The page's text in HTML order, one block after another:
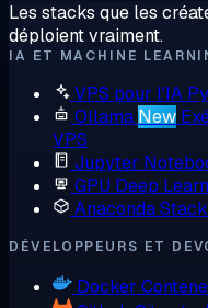
Les stacks que les
déploient vraiment.
IA ET MACHINE
VPS pour l'IA
Ollama New
VPS
Jupyter
GPU Deep
Anaconda
DÉVELOPPEURS ET
Docker